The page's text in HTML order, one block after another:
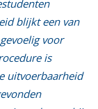
blijkt een van
voor
is
uitvoerbaarheid